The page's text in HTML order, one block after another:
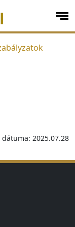
dátuma: 2025.07.28